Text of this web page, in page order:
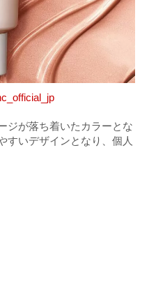
ジが落ち着いたカラーとな
すいデザインとなり、個人